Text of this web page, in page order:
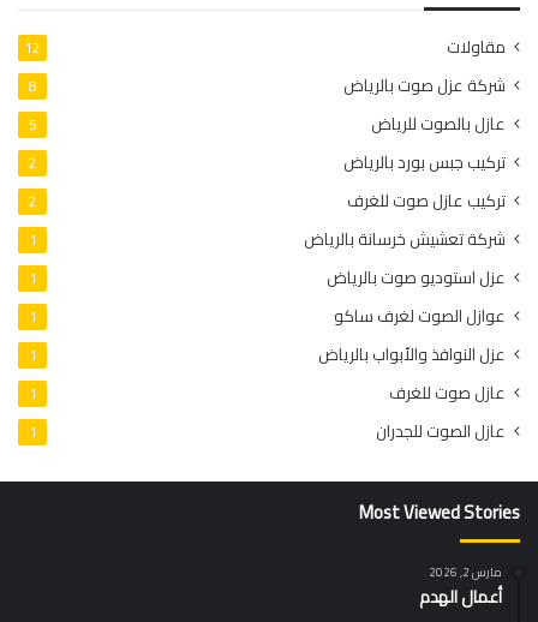
مقاولات 12
شركة عزل صوت بالرياض 8
عازل بالصوت للرياض 5
تركيب جبس بورد بالرياض 2
تركيب عازل صوت للغرف 2
شركة تعشيش خرسانة بالرياض 1
عزل استوديو صوت بالرياض 1
عوازل الصوت لغرف ساكو 1
عزل النوافذ والأبواب بالرياض 1
عازل صوت للغرف 1
عازل الصوت للجدران 1
Most Viewed Stories
مارس 2, 2026
أعمال الهدم